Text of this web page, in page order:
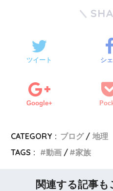
ツイート シ
Google+
CATEGORY : ブログ
地理
TAGS :
動画 家族
関連する記事も